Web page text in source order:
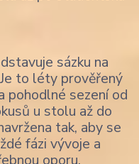
sázku na
to léty prověřený
pohodlné sezení od
u stolu až do
tak, aby se
fázi vývoje a
oporu.